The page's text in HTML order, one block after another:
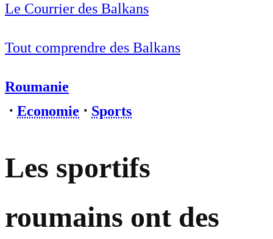
Le Courrier des Balkans
Tout comprendre des Balkans
Roumanie
⋅ Economie ⋅ Sports
Les sportifs
roumains ont des